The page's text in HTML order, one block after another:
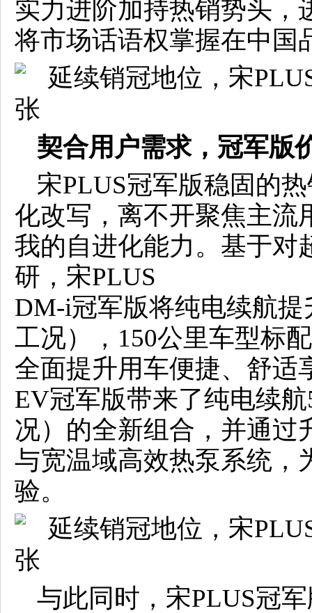
实力进阶加持热销势头，
将市场话语权掌握在中国
契合用户需求，冠军版
宋PLUS冠军版稳固的
化改写，离不开聚焦主流
我的自进化能力。基于对
研，宋PLUS
DM-i冠军版将纯电续航提
工况），150公里车型标
全面提升用车便捷、舒适
EV冠军版带来了纯电续
况）的全新组合，并通过
与宽温域高效热泵系统，
验。
与此同时，宋PLUS冠